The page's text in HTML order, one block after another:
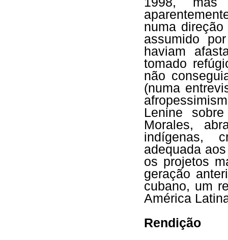
numa
assumido
haviam
tomado
não
(numa
Lenine
Morales,
indígenas,
adequada
os projetos
geração
cubano, um
América
Rendição